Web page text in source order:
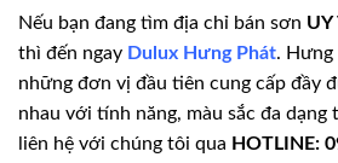
Nếu bạn đang tìm địa chỉ bán sơn UY
thì đến ngay Dulux Hưng Phát.
những đơn vị đầu tiên cung cấp đầy
nhau với tính năng, màu sắc đa
liên hệ với chúng tôi qua HOTLINE: